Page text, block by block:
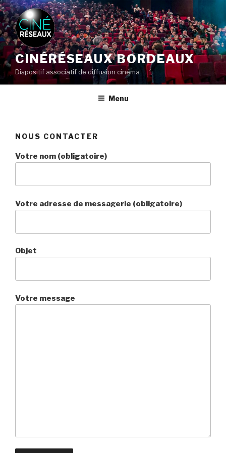
Aller
au
contenu
principal
CINÉRÉSEAUX BORDEAUX
Dispositif associatif de diffusion cinéma
Menu
NOUS CONTACTER
Votre nom (obligatoire)
Votre adresse de messagerie (obligatoire)
Objet
Votre message